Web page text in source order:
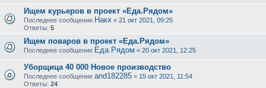
Ищем курьеров в проект «Еда.Рядом»
Последнее сообщение Накх « 21 окт 2021, 09:25
Ответы: 5
Ищем поваров в проект «Еда.Рядом»
Последнее сообщение Еда.Рядом « 20 окт 2021, 12:25
Уборщица 40 000 Новое производство
Последнее сообщение and182285 « 15 окт 2021, 11:54
Ответы: 24